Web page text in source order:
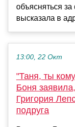
объясняться
высказала в
13:00, 22 Окт
"Таня, ты
Боня
Григория
подруга